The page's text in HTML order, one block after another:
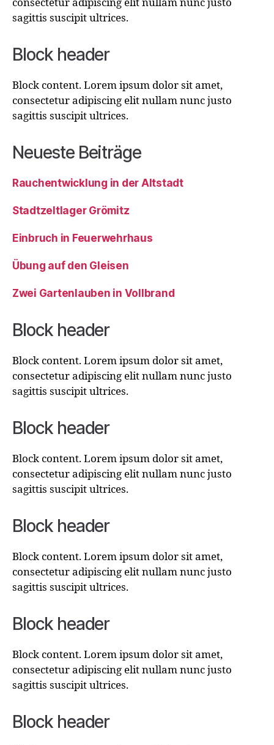
consectetur adipiscing elit nullam nunc justo
sagittis suscipit ultrices.
Block header
Block content. Lorem ipsum dolor sit amet,
consectetur adipiscing elit nullam nunc justo
sagittis suscipit ultrices.
Neueste Beiträge
Rauchentwicklung in der Altstadt
Stadtzeltlager Grömitz
Einbruch in Feuerwehrhaus
Übung auf den Gleisen
Zwei Gartenlauben in Vollbrand
Block header
Block content. Lorem ipsum dolor sit amet,
consectetur adipiscing elit nullam nunc justo
sagittis suscipit ultrices.
Block header
Block content. Lorem ipsum dolor sit amet,
consectetur adipiscing elit nullam nunc justo
sagittis suscipit ultrices.
Block header
Block content. Lorem ipsum dolor sit amet,
consectetur adipiscing elit nullam nunc justo
sagittis suscipit ultrices.
Block header
Block content. Lorem ipsum dolor sit amet,
consectetur adipiscing elit nullam nunc justo
sagittis suscipit ultrices.
Block header